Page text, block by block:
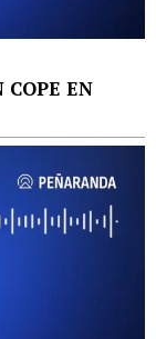
COPE EN